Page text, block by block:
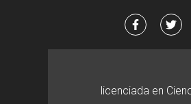
licenciada en